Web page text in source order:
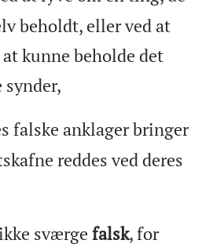
beholdt, eller ved at
kunne beholde det
falske anklager bringer
reddes ved deres
sværgefalsk, for